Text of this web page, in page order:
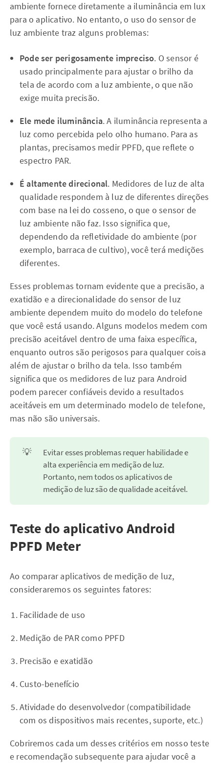
ambiente fornece diretamente a iluminância em lux
para o aplicativo. No entanto, o uso do sensor de
luz ambiente traz alguns problemas:
Pode ser perigosamente impreciso. O sensor é
usado principalmente para ajustar o brilho da
tela de acordo com a luz ambiente, o que não
exige muita precisão.
Ele mede iluminância. A iluminância representa a
luz como percebida pelo olho humano. Para as
plantas, precisamos medir PPFD, que reflete o
espectro PAR.
É altamente direcional. Medidores de luz de alta
qualidade respondem à luz de diferentes direções
com base na lei do cosseno, o que o sensor de
luz ambiente não faz. Isso significa que,
dependendo da refletividade do ambiente (por
exemplo, barraca de cultivo), você terá medições
diferentes.
Esses problemas tornam evidente que a precisão, a
exatidão e a direcionalidade do sensor de luz
ambiente dependem muito do modelo do telefone
que você está usando. Alguns modelos medem com
precisão aceitável dentro de uma faixa específica,
enquanto outros são perigosos para qualquer coisa
além de ajustar o brilho da tela. Isso também
significa que os medidores de luz para Android
podem parecer confiáveis devido a resultados
aceitáveis em um determinado modelo de telefone,
mas não são universais.
💡
Evitar esses problemas requer habilidade e
alta experiência em medição de luz.
Portanto, nem todos os aplicativos de
medição de luz são de qualidade aceitável.
Teste do aplicativo Android
PPFD Meter
Ao comparar aplicativos de medição de luz,
consideraremos os seguintes fatores:
Facilidade de uso
Medição de PAR como PPFD
Precisão e exatidão
Custo-benefício
Atividade do desenvolvedor (compatibilidade
com os dispositivos mais recentes, suporte, etc.)
Cobriremos cada um desses critérios em nosso teste
e recomendação subsequente para ajudar você a